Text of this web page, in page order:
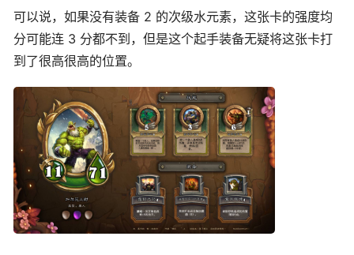
可以说，如果没有装备 2 的次级水元素，这张卡的强度均
分可能连 3 分都不到，但是这个起手装备无疑将这张卡打
到了很高很高的位置。